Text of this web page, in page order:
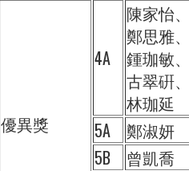
優異獎
4A
陳家怡、
鄭思雅、
鍾珈敏、
古翠硏、
林珈延
5A
鄭淑妍
5B
曾凱喬